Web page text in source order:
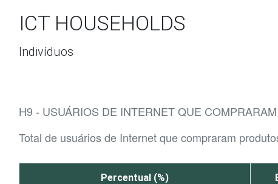
ICT HOUSEHOLDS
Indivíduos
H9 - USUÁRIOS DE INTERNET QUE
Total de usuários de Internet que compraram
Percentual (%)